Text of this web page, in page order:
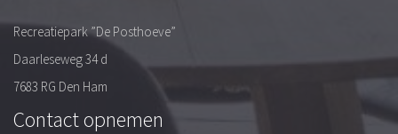
Recreatiepark ”De Posthoeve”
Daarleseweg 34 d
7683 RG Den Ham
Contact opnemen